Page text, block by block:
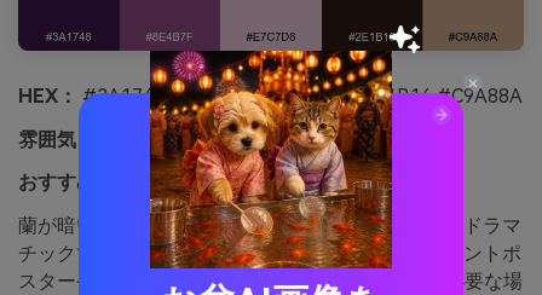
HEX： #3A1748 #8E4B7F #E7C7D8 #2E1B16 #C9A88A
雰囲気：
ドラマティック、シック、自信
おすすめ用途：夜のイベント用ポスターやチケット
蘭が暗いエスプレッソバーに咲いているかのようなドラマ
チックでシックな配色。コントラストが強く、イベントポ
スターやチケット、SNSグラフィックの即効性が必要な場